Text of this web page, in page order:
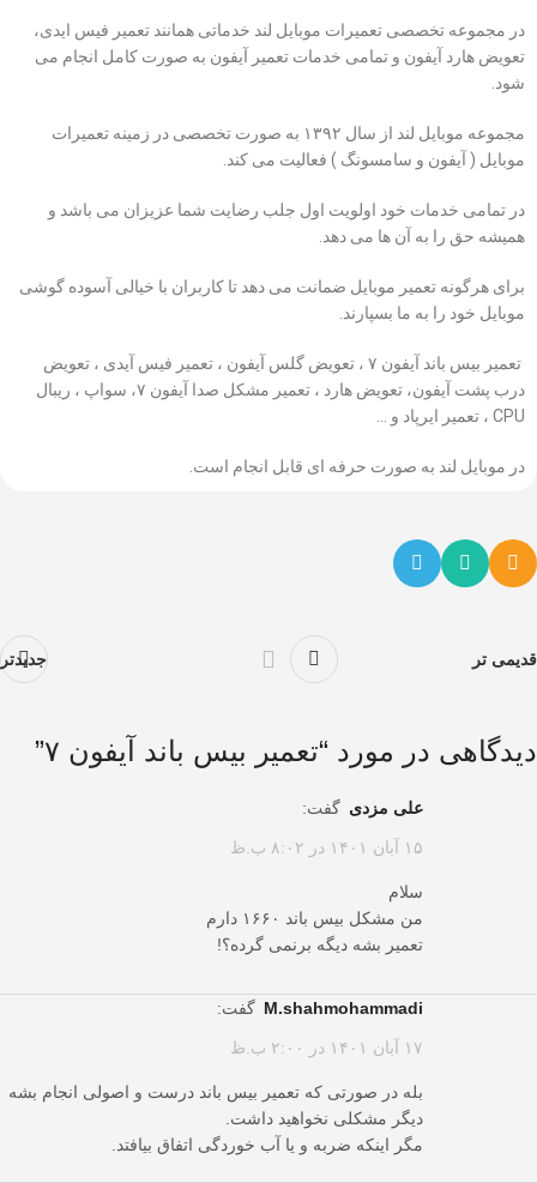
در مجموعه تخصصی تعمیرات موبایل لند خدماتی همانند تعمیر فیس ایدی،
تعویض هارد آیفون و تمامی خدمات تعمیر آیفون به صورت کامل انجام می
شود.
مجموعه موبایل لند از سال ۱۳۹۲ به صورت تخصصی در زمینه تعمیرات
موبایل ( آیفون و سامسونگ ) فعالیت می کند.
در تمامی خدمات خود اولویت اول جلب رضایت شما عزیزان می باشد و
همیشه حق را به آن ها می دهد.
برای هرگونه تعمیر موبایل ضمانت می دهد تا کاربران با خیالی آسوده گوشی
موبایل خود را به ما بسپارند.
تعمیر بیس باند آیفون ۷ ، تعویض گلس آیفون ، تعمیر فیس آیدی ، تعویض
درب پشت آیفون، تعویض هارد ، تعمیر مشکل صدا آیفون ۷، سواپ ، ریبال
CPU ، تعمیر ایرپاد و …
در موبایل لند به صورت حرفه ای قابل انجام است.
جدیدتر قدیمی تر
دیدگاهی در مورد “تعمیر بیس باند آیفون ۷ ”
علی مزدی گفت:
۱۵ آبان ۱۴۰۱ در ۸:۰۲ ب.ظ
سلام
من مشکل بیس باند ۱۶۶۰ دارم
تعمیر بشه دیگه برنمی گرده؟!
m.shahmohammadi گفت:
۱۷ آبان ۱۴۰۱ در ۲:۰۰ ب.ظ
بله در صورتی که تعمیر بیس باند درست و اصولی انجام بشه
دیگر مشکلی نخواهید داشت.
مگر اینکه ضربه و یا آب خوردگی اتفاق بیافتد.